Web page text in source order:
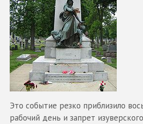
Это событие резко приблизило
рабочий день и запрет